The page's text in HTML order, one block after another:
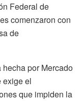
Federal de
comenzaron con
de
por Mercado
exige el
que impiden la